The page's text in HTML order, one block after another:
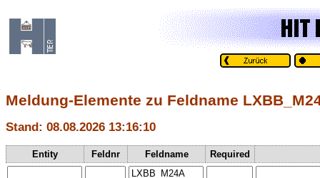
Meldung-Elemente zu Feldname
Stand: 08.08.2026 13:16:10
Entity Feldnr Feldname Required